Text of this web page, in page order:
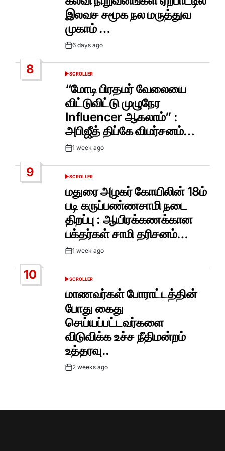
இலவச சமூக நல மருத்துவ
முகாம் …
Post6 days ago
8
POSTED
SCROLLER
“மோடி பிரதமர் வேலையை
விட்டுவிட்டு முழுநேர
Influencer ஆகலாம்” :
அபிஜீத் திப்கே விமர்சனம்…
Post1 week ago
9
POSTED
SCROLLER
மதுரை அழகர் கோயிலின் 18ம்
படி கருப்பண்ணசாமி நடை
திறப்பு : ஆயிரக்கணக்கான
பக்தர்கள் சாமி தரிசனம்…
Post1 week ago
10
POSTED
SCROLLER
மாணவர்கள் போராட்டத்தின்
போது கைது
செய்யப்பட்டவர்களை
விடுவிக்க உச்ச நீதிமன்றம்
உத்தரவு..
Post2 weeks ago